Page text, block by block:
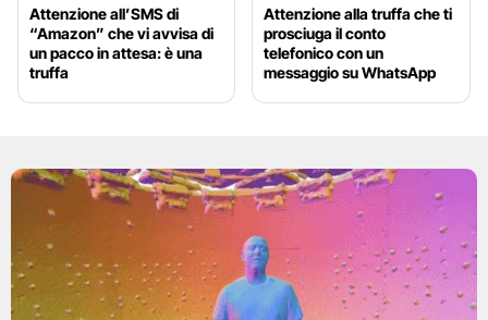
Attenzione all’SMS di
“Amazon” che vi avvisa di
un pacco in attesa: è una
truffa
Attenzione alla truffa che ti
prosciuga il conto
telefonico con un
messaggio su WhatsApp